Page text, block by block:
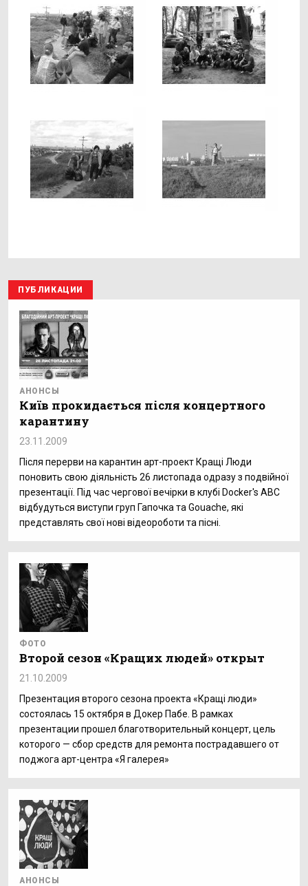
ПУБЛИКАЦИИ
АНОНСЫ
Київ прокидається після концертного
карантину
23.11.2009
Після перерви на карантин арт-проект Кращі Люди
поновить свою діяльність 26 листопада одразу з подвійної
презентації. Під час чергової вечірки в клубі Docker's ABC
відбудуться виступи груп Гапочка та Gouache, які
представлять свої нові відеороботи та пісні.
ФОТО
Второй сезон «Кращих людей» открыт
21.10.2009
Презентация второго сезона проекта «Кращi люди»
состоялась 15 октября в Докер Пабе. В рамках
презентации прошел благотворительный концерт, цель
которого — сбор средств для ремонта пострадавшего от
поджога арт-центра «Я галерея»
АНОНСЫ